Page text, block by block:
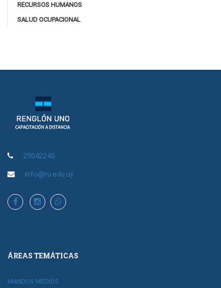
RECURSOS HUMANOS
SALUD OCUPACIONAL
29042245
info@ru.edu.uy
ÁREAS TEMÁTICAS
MANDOS MEDIOS